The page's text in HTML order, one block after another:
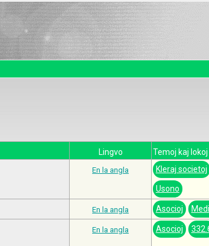
Lingvo
Temoj kaj lokoj
En la angla Kleraj societoj
Usono
En la angla Asocioj
En la angla Asocioj